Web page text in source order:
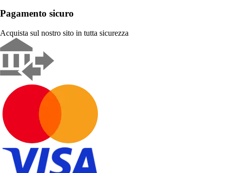
Pagamento sicuro
Acquista sul nostro sito in tutta sicurezza